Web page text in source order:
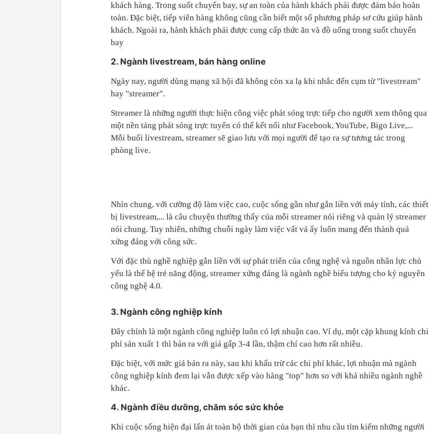
khách hàng. Trong suốt chuyến bay, sự an toàn của hành khách phải được đảm bảo hoàn
toàn. Đặc biệt, tiếp viên hàng không cũng cần biết một số phương pháp sơ cứu giúp hành
khách. Ngoài ra, hành khách phải được cung cấp thức ăn và đồ uống trong suốt chuyến
bay
2. Ngành livestream, bán hàng online
Ngày nay, người dùng mạng xã hội đã không còn xa lạ khi nhắc đến cụm từ "livestream"
hay "streamer".
Streamer là những người thực hiện công việc phát sóng trực tiếp cho người xem thông qua
một nền tảng phát sóng trực tuyến có thể kết nối như Facebook, YouTube, Bigo Live,...
Mỗi buổi livestream, streamer sẽ giao lưu với mọi người để tạo ra sự tương tác trong
phòng live.
Nhìn chung, với cường độ làm việc cao, cuộc sống gần như gắn liền với máy tính, các thiết
bị livestream,... là câu chuyện thường thấy của mỗi streamer nói riêng và quản lý streamer
nói chung. Tuy nhiên, những chuỗi ngày làm việc vất vả ấy luôn mang đến thành quả
xứng đáng với công sức.
Với đặc thù nghề nghiệp gắn liền với sự phát triển của công nghệ và nguồn nhân lực chủ
yếu là thế hệ trẻ năng động, streamer xứng đáng là ngành nghề biểu tượng cho kỷ nguyên
công nghệ 4.0.
3. Ngành công nghiệp kính
Đây chính là một ngành công nghiệp luôn có lợi nhuận cao. Ví dụ, một cặp khung kính chi
phí sản xuất 1 thì bán ra với giá gấp 3-4 lần, thậm chí cao hơn rất nhiều.
Đặc biệt, với mức giá bán ra này, sau khi khấu trừ các chi phí khác, lợi nhuận mà ngành
công nghiệp kính đem lại vẫn được xếp vào hàng "top" hơn so với khá nhiều ngành nghề
khác.
4. Ngành điều dưỡng, chăm sóc sức khỏe
Khi cuộc sống hiện đại lấn át toàn bộ thời gian của bạn thì nhu cầu tìm kiếm những người